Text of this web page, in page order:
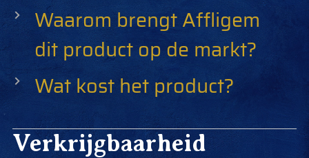
Waarom brengt Affligem
dit product op de markt?
Wat kost het product?
Verkrijgbaarheid